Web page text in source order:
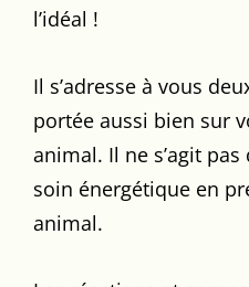
l’idéal !
Il s’adresse à vous
portée aussi bien sur
animal. Il ne s’agit
soin énergétique en
animal.